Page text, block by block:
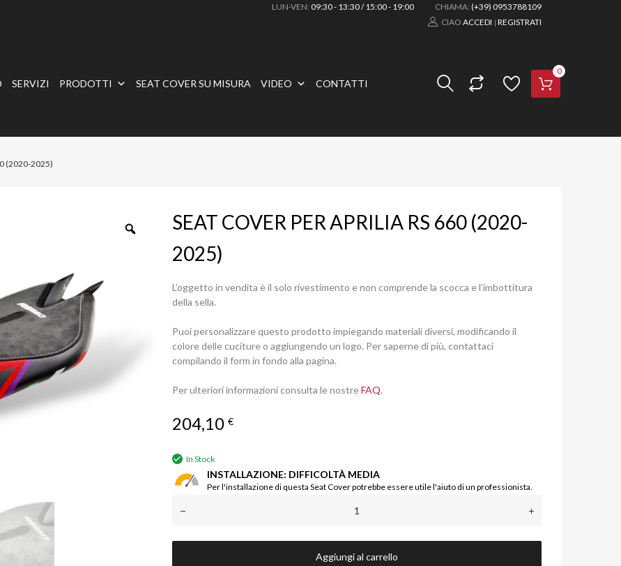
LUN-VEN: 09:30 - 13:30 / 15:00 - 19:00 CHIAMA: (+39) 0953788109
CIAO ACCEDI | REGISTRATI
0
SERVIZI PRODOTTI SEAT COVER SU MISURA VIDEO CONTATTI
(2020-2025)
SEAT COVER PER APRILIA RS 660 (2020-
2025)
L’oggetto in vendita è il solo rivestimento e non comprende la scocca e l’imbottitura
della sella.
Puoi personalizzare questo prodotto impiegando materiali diversi, modificando il
colore delle cuciture o aggiungendo un logo. Per saperne di più, contattaci
compilando il form in fondo alla pagina.
Per ulteriori informazioni consulta le nostreFAQ.
204,10 €
In Stock
INSTALLAZIONE: DIFFICOLTÀ MEDIA
Per l'installazione di questa Seat Cover potrebbe essere utile l'aiuto di un professionista.
Aggiungi al carrello